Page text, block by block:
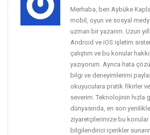
Merhaba, ben Aybüke
mobil, oyun ve sosyal
uzman bir yazarım. Uzun
Android ve iOS işletim
çalıştım ve bu konular
yazıyorum. Ayrıca hata
bilgi ve deneyimlerimi
okuyuculara pratik fikirler
severim. Teknolojinin hızla
dünyasında, en son
ziyaretçilerimize bu konular
bilgilendirici içerikler